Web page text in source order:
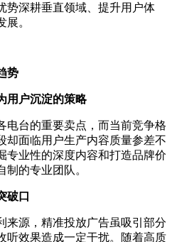
势深耕垂直领域、提升用户体
。
势
用户沉淀的策略
台的重要卖点，而当前竞争格
却面临用户生产内容质量参差不
专业性的深度内容和打造品牌价
的专业团队。
破口
源，精准投放广告虽吸引部分
听效果造成一定干扰。随着高质